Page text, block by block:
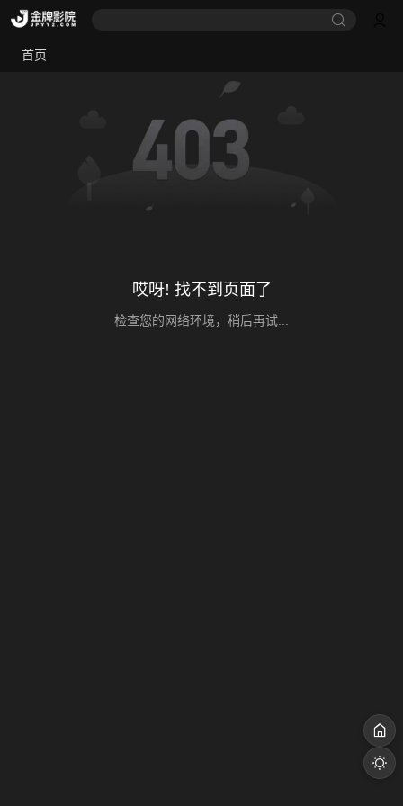
首页
哎呀! 找不到页面了
检查您的网络环境，稍后再试...